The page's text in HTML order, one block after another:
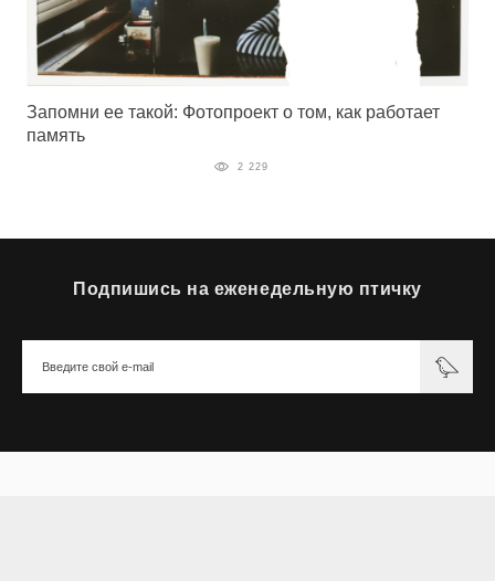
Запомни ее такой: Фотопроект о том, как работает
память
2 229
Подпишись на еженедельную птичку